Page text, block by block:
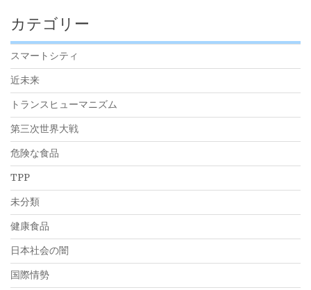
カテゴリー
スマートシティ
近未来
トランスヒューマニズム
第三次世界大戦
危険な食品
TPP
未分類
健康食品
日本社会の闇
国際情勢